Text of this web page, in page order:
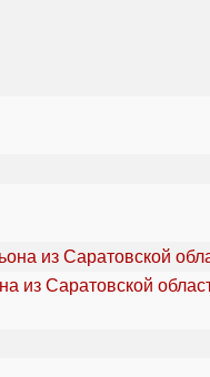
из Саратовской